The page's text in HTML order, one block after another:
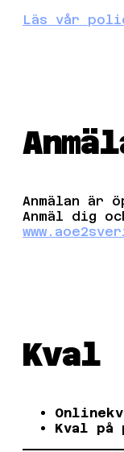
Läs vår
Anmälan är
Anmäl dig
Kval
Kval på